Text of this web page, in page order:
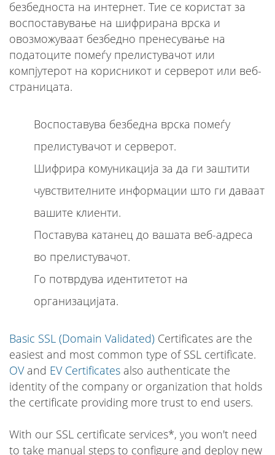
безбедноста на интернет. Тие се користат за
воспоставување на шифрирана врска и
овозможуваат безбедно пренесување на
податоците помеѓу прелистувачот или
компјутерот на корисникот и серверот или веб-
страницата.
Воспоставува безбедна врска помеѓу
прелистувачот и серверот.
Шифрира комуникација за да ги заштити
чувствителните информации што ги даваат
вашите клиенти.
Поставува катанец до вашата веб-адреса
во прелистувачот.
Го потврдува идентитетот на
организацијата.
Basic SSL (Domain Validated) Certificates are the
easiest and most common type of SSL certificate.
OVand EV Certificates also authenticate the
identity of the company or organization that holds
the certificate providing more trust to end users.
With our SSL certificate services*, you won't need
to take manual steps to configure and deploy new